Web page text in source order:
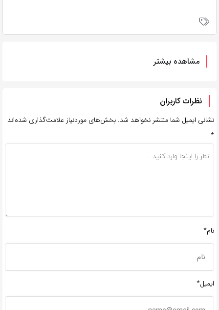
مشاهده بیشتر
نظرات کاربران
نشانی ایمیل شما منتشر نخواهد شد. بخش‌های موردنیاز علامت‌گذاری شده‌اند
*
نام*
ایمیل*